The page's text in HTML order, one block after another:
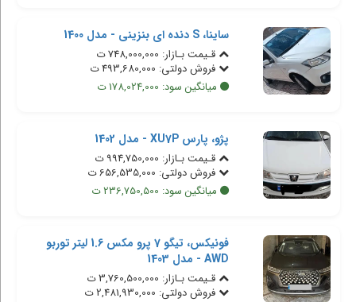
ساینا، S دنده ای بنزینی - مدل 1400
قـیمت بـازار: 748,000,000 ت
فروش دولتی: 493,680,000 ت
میانگین سود: 178,024,000 ت
پژو، پارس XU7P - مدل 1402
قـیمت بـازار: 994,750,000 ت
فروش دولتی: 656,535,000 ت
میانگین سود: 236,750,500 ت
فونیکس، تیگو 7 پرو مکس 1.6 لیتر توربو
AWD - مدل 1403
قـیمت بـازار: 3,760,500,000 ت
فروش دولتی: 2,481,930,000 ت